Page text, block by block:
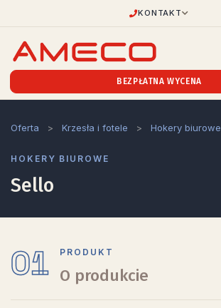
KONTAKT
BEZPŁATNA WYCENA
Oferta > Krzesła i fotele > Hokery biurowe
HOKERY BIUROWE
Sello
01 PRODUKT
O produkcie